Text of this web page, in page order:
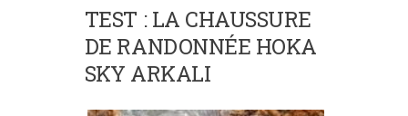
TEST : LA CHAUSSURE
DE RANDONNÉE HOKA
SKY ARKALI